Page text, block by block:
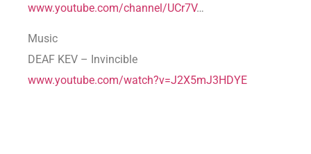
www.youtube.com/channel/UCr7V…
Music
DEAF KEV – Invincible
www.youtube.com/watch?v=J2X5mJ3HDYE